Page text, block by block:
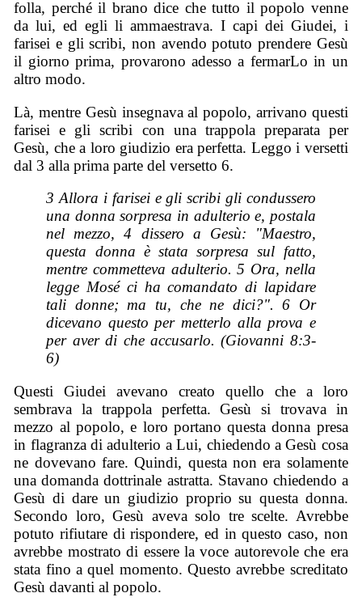
folla, perché il brano dice che tutto il popolo venne
da lui, ed egli li ammaestrava. I capi dei Giudei, i
farisei e gli scribi, non avendo potuto prendere Gesù
il giorno prima, provarono adesso a fermarLo in un
altro modo.
Là, mentre Gesù insegnava al popolo, arrivano questi
farisei e gli scribi con una trappola preparata per
Gesù, che a loro giudizio era perfetta. Leggo i versetti
dal 3 alla prima parte del versetto 6.
3 Allora i farisei e gli scribi gli condussero
una donna sorpresa in adulterio e, postala
nel mezzo, 4 dissero a Gesù: "Maestro,
questa donna è stata sorpresa sul fatto,
mentre commetteva adulterio. 5 Ora, nella
legge Mosé ci ha comandato di lapidare
tali donne; ma tu, che ne dici?". 6 Or
dicevano questo per metterlo alla prova e
per aver di che accusarlo. (Giovanni 8:3-
6)
Questi Giudei avevano creato quello che a loro
sembrava la trappola perfetta. Gesù si trovava in
mezzo al popolo, e loro portano questa donna presa
in flagranza di adulterio a Lui, chiedendo a Gesù cosa
ne dovevano fare. Quindi, questa non era solamente
una domanda dottrinale astratta. Stavano chiedendo a
Gesù di dare un giudizio proprio su questa donna.
Secondo loro, Gesù aveva solo tre scelte. Avrebbe
potuto rifiutare di rispondere, ed in questo caso, non
avrebbe mostrato di essere la voce autorevole che era
stata fino a quel momento. Questo avrebbe screditato
Gesù davanti al popolo.